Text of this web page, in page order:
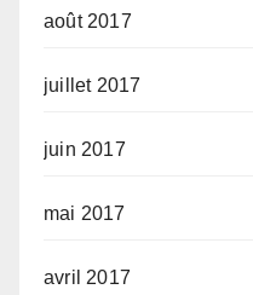
août 2017
juillet 2017
juin 2017
mai 2017
avril 2017